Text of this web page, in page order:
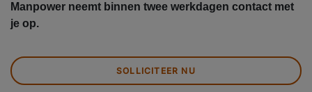
Manpower neemt binnen twee werkdagen contact met
je op.
SOLLICITEER NU